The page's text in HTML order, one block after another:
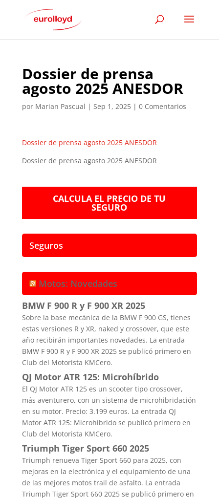
Dossier de prensa
agosto 2025 ANESDOR
por Marian Pascual | Sep 1, 2025| 0 Comentarios
Dossier de prensa agosto 2025 ANESDOR
Dossier de prensa agosto 2025 ANESDOR
CALCULA EL PRECIO DE TU
SEGURO
Seguros
Motos: Novedades
BMW F 900 R y F 900 XR 2025
Sobre la base mecánica de la BMW F 900 GS, tienes
estas versiones R y XR, naked y crossover, que este
año recibirán importantes novedades. La entrada
BMW F 900 R y F 900 XR 2025 se publicó primero en
Club del Motorista KMCero.
QJ Motor ATR 125: Microhíbrido
El QJ Motor ATR 125 es un scooter tipo crossover,
más aventurero, con un sistema de microhibridación
en su motor. Precio: 3.199 euros. La entrada QJ
Motor ATR 125: Microhíbrido se publicó primero en
Club del Motorista KMCero.
Triumph Tiger Sport 660 2025
Triumph renueva Tiger Sport 660 para 2025, con
mejoras en la electrónica y el equipamiento de una
de las mejores motos trail de asfalto. La entrada
Triumph Tiger Sport 660 2025 se publicó primero en